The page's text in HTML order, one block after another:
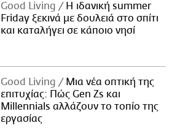
Good Living
Η ιδανική summer
Friday ξεκινά με δουλειά στο σπίτι
και καταλήγει σε κάποιο νησί
Good Living
Μια νέα οπτική της
επιτυχίας: Πώς Gen Zs και
Millennials αλλάζουν το τοπίο της
εργασίας